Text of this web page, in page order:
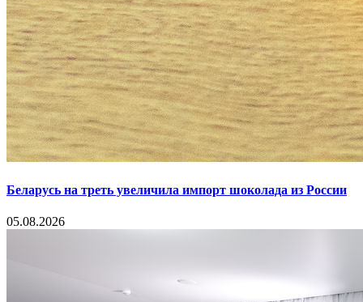
Беларусь на треть увеличила импорт шоколада из России
05.08.2026